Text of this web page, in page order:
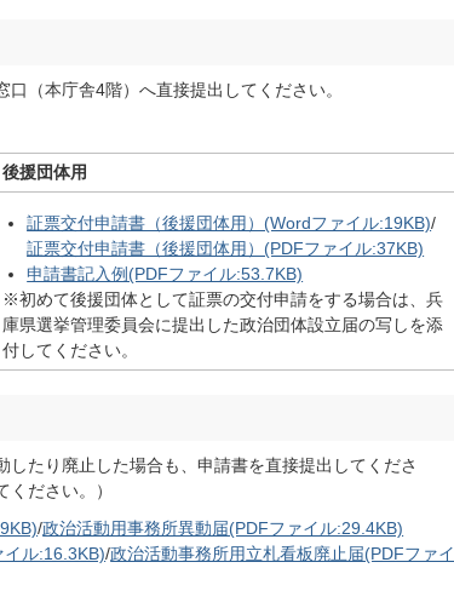
（本庁舎4階）へ直接提出してください。
後援団体用
証票交付申請書（後援団体用）(Wordファイル:19KB)/
証票交付申請書（後援団体用）(PDFファイル:37KB)
申請書記入例(PDFファイル:53.7KB)
※初めて後援団体として証票の交付申請をする場合は、兵
庫県選挙管理委員会に提出した政治団体設立届の写しを添
付してください。
たり廃止した場合も、申請書を直接提出してくださ
ださい。）
/政治活動用事務所異動届(PDFファイル:29.4KB)
イル:16.3KB)/政治活動事務所用立札看板廃止届(PDFファイ